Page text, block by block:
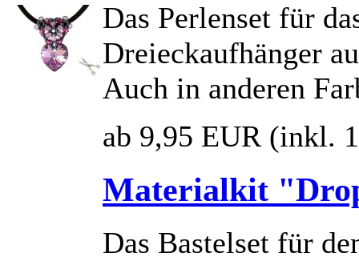
Das Perlenset für
Dreieckaufhänger
Auch in anderen
ab 9,95 EUR (inkl.
Materialkit
Das Bastelset für